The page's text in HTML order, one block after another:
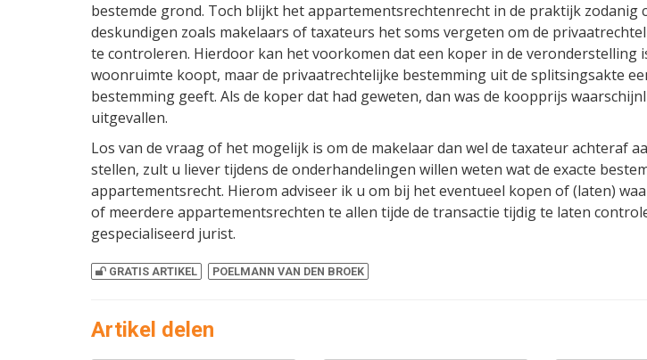
bestemde grond. Toch blijkt het appartementsrechtenrecht in de praktijk zodanig
deskundigen zoals makelaars of taxateurs het soms vergeten om de
te controleren. Hierdoor kan het voorkomen dat een koper in de veronderstelling
woonruimte koopt, maar de privaatrechtelijke bestemming uit de splitsingsakte
bestemming geeft. Als de koper dat had geweten, dan was de koopprijs
uitgevallen.
Los van de vraag of het mogelijk is om de makelaar dan wel de taxateur achteraf
stellen, zult u liever tijdens de onderhandelingen willen weten wat de exacte
appartementsrecht. Hierom adviseer ik u om bij het eventueel kopen of (laten)
of meerdere appartementsrechten te allen tijde de transactie tijdig te laten
gespecialiseerd jurist.
GRATIS ARTIKEL POELMANN VAN DEN BROEK
Artikel delen